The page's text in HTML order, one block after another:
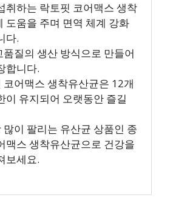
취하는 락토핏 코어맥스 생착
도움을 주며 면역 체계 강화
다.
품질의 생산 방식으로 만들어
합니다.
코어맥스 생착유산균은 12개
이 유지되어 오랫동안 즐길
많이 팔리는 유산균 상품인 종
맥스 생착유산균으로 건강을
보세요.